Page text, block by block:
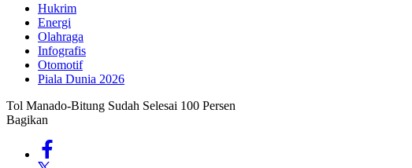
Hukrim
Energi
Olahraga
Infografis
Otomotif
Piala Dunia 2026
Tol Manado-Bitung Sudah Selesai 100 Persen
Bagikan